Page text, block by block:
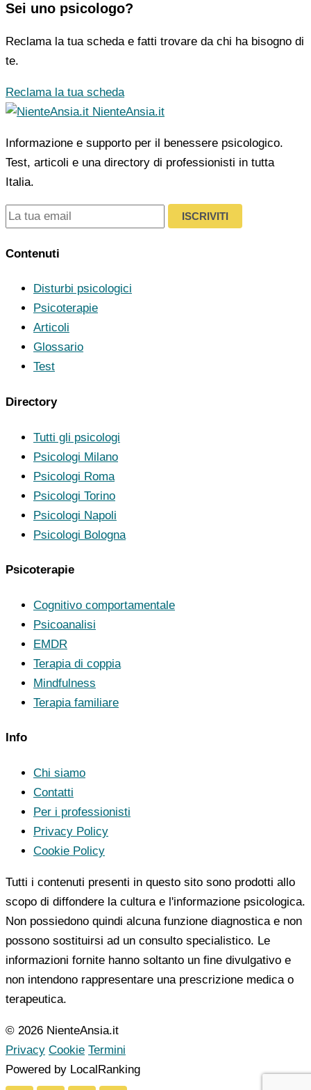
Sei uno psicologo?
Reclama la tua scheda e fatti trovare da chi ha bisogno di
te.
Reclama la tua scheda
NienteAnsia.it
Informazione e supporto per il benessere psicologico.
Test, articoli e una directory di professionisti in tutta
Italia.
ISCRIVITI
Contenuti
Disturbi psicologici
Psicoterapie
Articoli
Glossario
Test
Directory
Tutti gli psicologi
Psicologi Milano
Psicologi Roma
Psicologi Torino
Psicologi Napoli
Psicologi Bologna
Psicoterapie
Cognitivo comportamentale
Psicoanalisi
EMDR
Terapia di coppia
Mindfulness
Terapia familiare
Info
Chi siamo
Contatti
Per i professionisti
Privacy Policy
Cookie Policy
Tutti i contenuti presenti in questo sito sono prodotti allo
scopo di diffondere la cultura e l'informazione psicologica.
Non possiedono quindi alcuna funzione diagnostica e non
possono sostituirsi ad un consulto specialistico. Le
informazioni fornite hanno soltanto un fine divulgativo e
non intendono rappresentare una prescrizione medica o
terapeutica.
© 2026 NienteAnsia.it
Privacy Cookie Termini
Powered by LocalRanking